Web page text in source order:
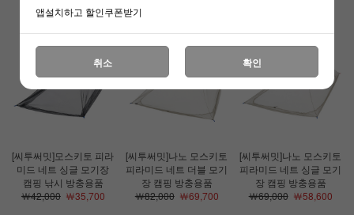
[씨투써밋]모스키토 피라
미드 네트 싱글 모기장
캠핑 낚시 방충용품
￦42,000￦35,700
[씨투써밋]나노 모스키토
피라미드 네트 더블 모기
장 캠핑 방충용품
￦82,000￦69,700
[씨투써밋]나노 모스키토
피라미드 네트 싱글 모기
장 캠핑 방충용품
￦69,000￦58,600
앱설치하고 할인쿠폰받기
취소 확인